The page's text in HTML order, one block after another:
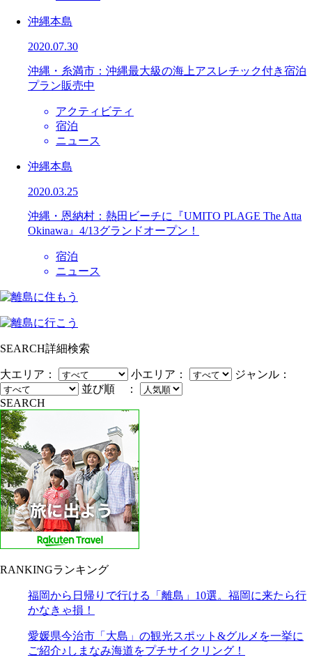
沖縄本島
2020.07.30
沖縄・糸満市：沖縄最大級の海上アスレチック付き宿泊
プラン販売中
アクティビティ
宿泊
ニュース
沖縄本島
2020.03.25
沖縄・恩納村：熱田ビーチに『UMITO PLAGE The Atta
Okinawa』4/13グランドオープン！
宿泊
ニュース
SEARCH詳細検索
大エリア： 小エリア：
ジャンル：
並び順 ：
SEARCH
RANKINGランキング
福岡から日帰りで行ける「離島」10選。福岡に来たら行
かなきゃ損！
愛媛県今治市「大島」の観光スポット&グルメを一挙に
ご紹介♪しまなみ海道をプチサイクリング！